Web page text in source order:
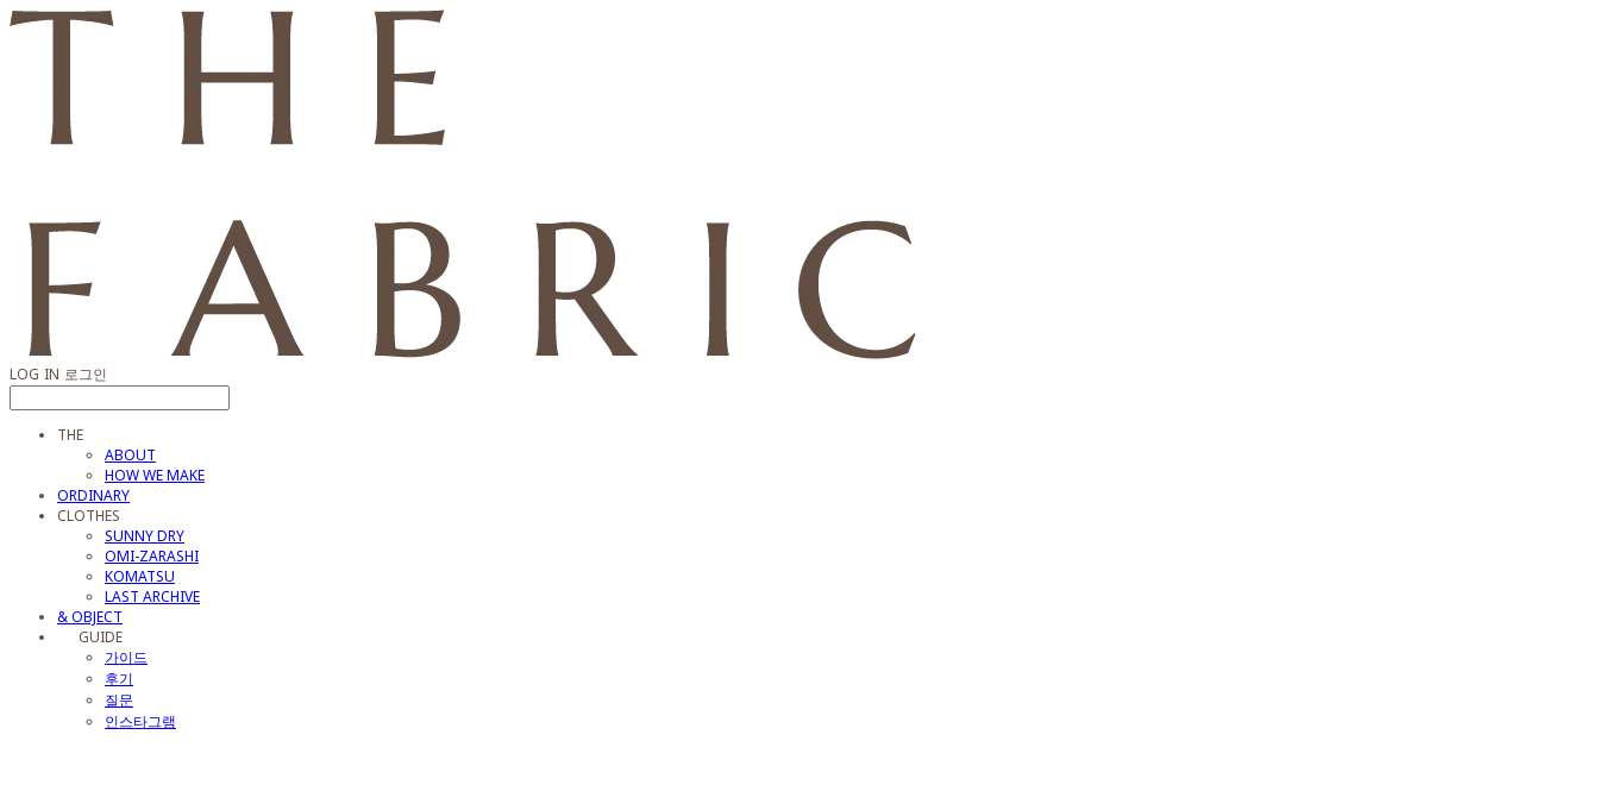
LOG IN 로그인
THE
ABOUT
HOW WE MAKE
ORDINARY
CLOTHES
SUNNY DRY
OMI-ZARASHI
KOMATSU
LAST ARCHIVE
& OBJECT
⠀⠀GUIDE
가이드
후기
질문
인스타그램